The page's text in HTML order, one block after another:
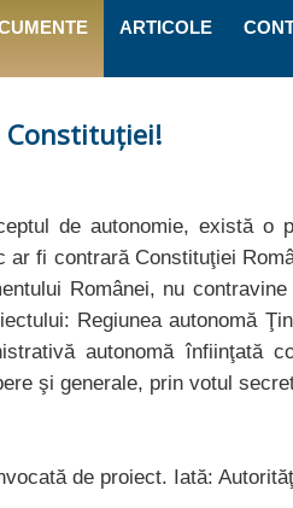
ARTICOLE
Constituţiei!
de autonomie, există o
fi contrară Constituţiei
Românei, nu
Regiunea autonomă
autonomă
şi generale, prin votul
de proiect. Iată: